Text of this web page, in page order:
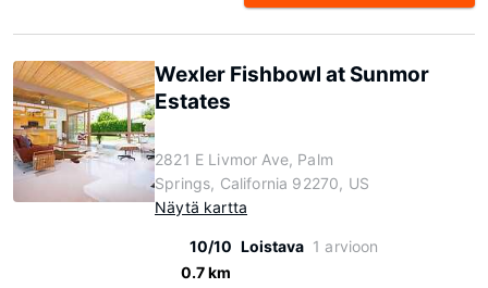
Wexler Fishbowl at Sunmor
Estates
2821 E Livmor Ave, Palm
Springs, California 92270, US
Näytä kartta
10/10 Loistava 1 arvioon
0.7 km